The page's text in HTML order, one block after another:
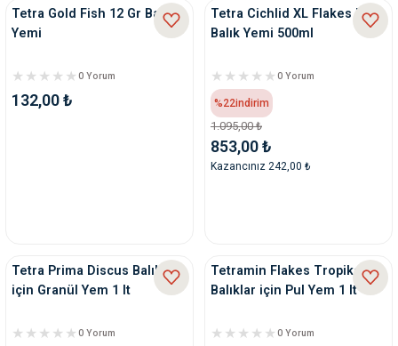
Tetra Gold Fish 12 Gr Balık
Yemi
0 Yorum
132,00 ₺
Tetra Cichlid XL Flakes Pul
Balık Yemi 500ml
0 Yorum
%22indirim
1.095,00 ₺
853,00 ₺
Kazancınız 242,00 ₺
Tetra Prima Discus Balıkları
için Granül Yem 1 lt
0 Yorum
Tetramin Flakes Tropikal
Balıklar için Pul Yem 1 lt
0 Yorum